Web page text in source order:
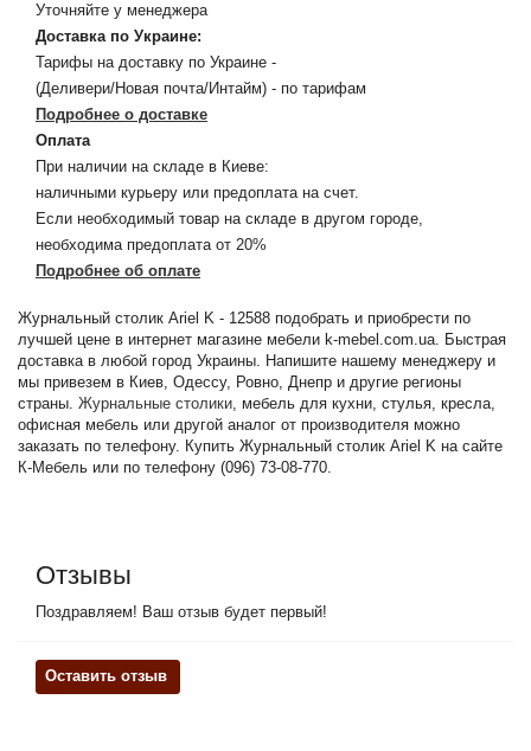
Уточняйте у менеджера
Доставка по Украине:
Тарифы на доставку по Украине -
(Деливери/Новая почта/Интайм) - по тарифам
Подробнее о доставке
Оплата
При наличии на складе в Киеве:
наличными курьеру или предоплата на счет.
Если необходимый товар на складе в другом городе,
необходима предоплата от 20%
Подробнее об оплате
Журнальный столик Ariel K - 12588 подобрать и приобрести по
лучшей цене в интернет магазине мебели k-mebel.com.ua. Быстрая
доставка в любой город Украины. Напишите нашему менеджеру и
мы привезем в Киев, Одессу, Ровно, Днепр и другие регионы
страны. Журнальные столики, мебель для кухни, стулья, кресла,
офисная мебель или другой аналог от производителя можно
заказать по телефону. Купить Журнальный столик Ariel K на сайте
К-Мебель или по телефону (096) 73-08-770.
Отзывы
Поздравляем! Ваш отзыв будет первый!
Оставить отзыв